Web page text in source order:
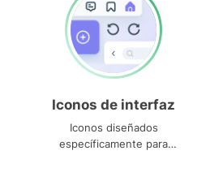
Iconos de interfaz
Iconos diseñados
específicamente para